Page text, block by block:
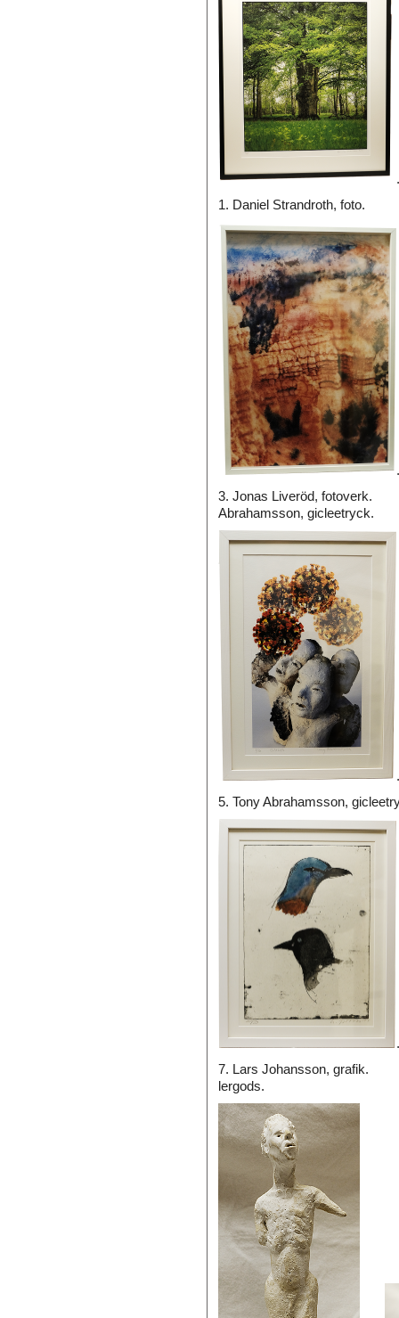
1. Daniel Strandroth,
3. Jonas Liveröd,
Abrahamsson, gicleetryck.
5. Tony Abrahamsson,
7. Lars Johansson,
lergods.